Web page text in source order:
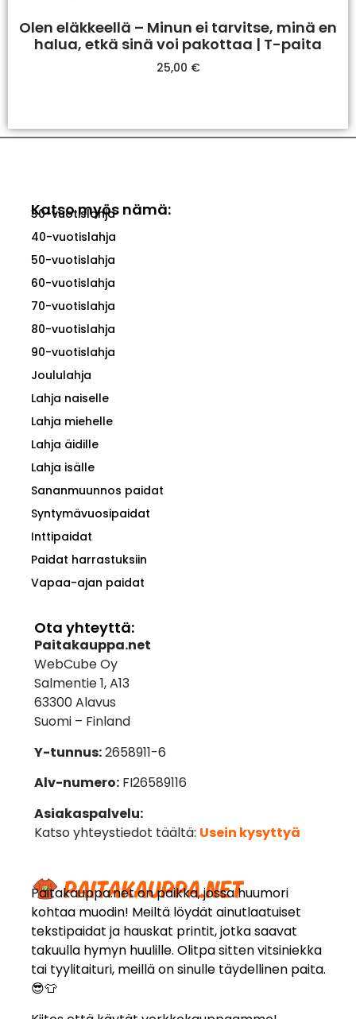
Olen eläkkeellä – Minun ei tarvitse, minä en
halua, etkä sinä voi pakottaa | T-paita
25,00 €
Paitakauppa.net on paikka, jossa huumori
kohtaa muodin! Meiltä löydät ainutlaatuiset
tekstipaidat ja hauskat printit, jotka saavat
takuulla hymyn huulille. Olitpa sitten vitsiniekka
tai tyylitaituri, meillä on sinulle täydellinen paita.
😎👕
Katso myös nämä:
30-vuotislahja
40-vuotislahja
50-vuotislahja
60-vuotislahja
70-vuotislahja
80-vuotislahja
90-vuotislahja
Joululahja
Lahja naiselle
Lahja miehelle
Lahja äidille
Lahja isälle
Sananmuunnos paidat
Syntymävuosipaidat
Inttipaidat
Paidat harrastuksiin
Vapaa-ajan paidat
Ota yhteyttä:
Paitakauppa.net
WebCube Oy
Salmentie 1, A13
63300 Alavus
Suomi – Finland
Y-tunnus:2658911-6
Alv-numero:FI26589116
Asiakaspalvelu:
Katso yhteystiedot täältä: Usein kysyttyä